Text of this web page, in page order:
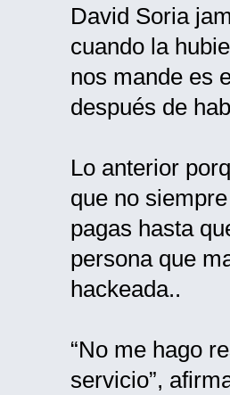
David Soria
cuando la
nos mande es
después de
Lo anterior
que no
pagas hasta
persona que
hackeada..
“No me hago
servicio”,